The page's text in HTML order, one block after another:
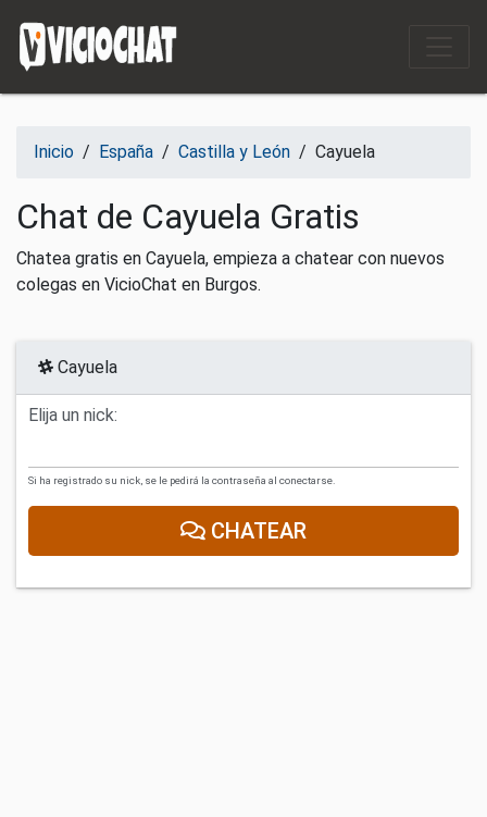
Inicio / España / Castilla y León / Cayuela
Chat de Cayuela Gratis
Chatea gratis en Cayuela, empieza a chatear con nuevos
colegas en VicioChat en Burgos.
Cayuela
Elija un nick:
Si ha registrado su nick, se le pedirá la contraseña al conectarse.
CHATEAR